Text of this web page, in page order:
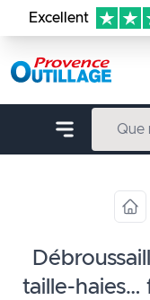
Aller au contenu
Excellent
débroussailleuses, tronçonneuses,
taille-haies…